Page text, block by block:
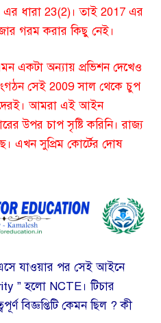
ধারা 23(2)। তাই 2017 এর
গরম করার কিছু নেই।
একটা অন্যায় প্রভিশন দেখেও
সেই 2009 সাল থেকে চুপ
আমরা এই আইন
উপর চাপ সৃষ্টি করিনি। রাজ্য
এখন সুপ্রিম কোর্টের দোষ
যাওয়ার পর সেই আইনে
” হলো NCTE। টিচার
বিজ্ঞপ্তিটি কেমন ছিল ? কী